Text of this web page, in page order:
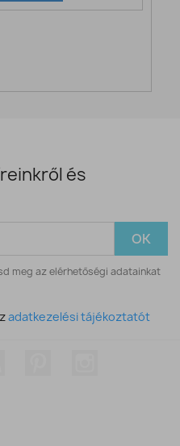
és
meg az elérhetőségi adatainkat
adatkezelési tájékoztatót